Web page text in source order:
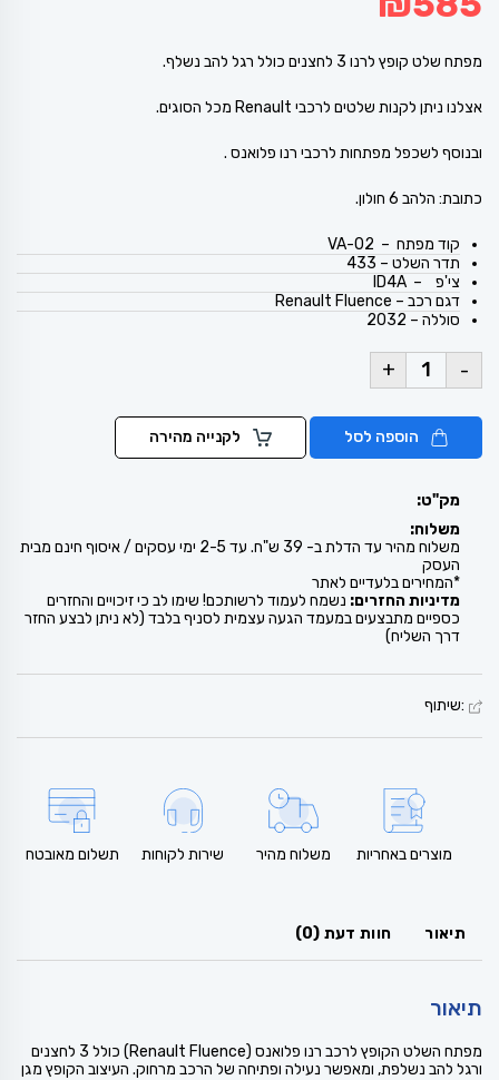
מפתח שלט קופץ לרנו 3 לחצנים כולל רגל להב נשלף.
אצלנו ניתן לקנות שלטים לרכבי Renault מכל הסוגים.
ובנוסף לשכפל מפתחות לרכבי רנו פלואנס .
כתובת: הלהב 6 חולון.
קוד מפתח – VA-02
תדר השלט – 433
צי'פ – ID4A
דגם רכב – Renault Fluence
סוללה – 2032
-
+
הוספה לסל לקנייה מהירה
מק"ט:
משלוח:
משלוח מהיר עד הדלת ב- 39 ש"ח. עד 2-5 ימי עסקים / איסוף חינם מבית
העסק
*המחירים בלעדיים לאתר
מדיניות החזרים: נשמח לעמוד לרשותכם! שימו לב כי זיכויים והחזרים
כספיים מתבצעים במעמד הגעה עצמית לסניף בלבד (לא ניתן לבצע החזר
דרך השליח)
:שיתוף
מוצרים באחריות משלוח מהיר שירות לקוחות תשלום מאובטח
תיאור חוות דעת (0)
תיאור
מפתח השלט הקופץ לרכב רנו פלואנס (Renault Fluence) כולל 3 לחצנים
ורגל להב נשלפת, ומאפשר נעילה ופתיחה של הרכב מרחוק. העיצוב הקופץ מגן